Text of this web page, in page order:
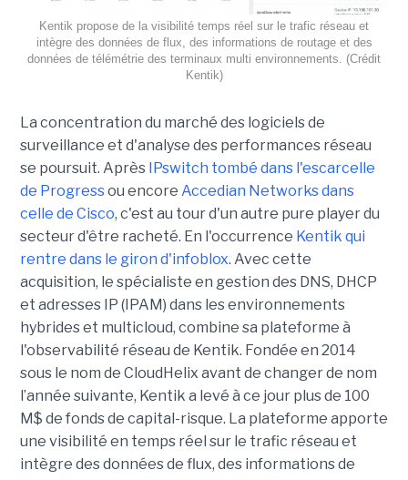
Kentik propose de la visibilité temps réel sur le trafic réseau et
intègre des données de flux, des informations de routage et des
données de télémétrie des terminaux multi environnements. (Crédit
Kentik)
La concentration du marché des logiciels de
surveillance et d'analyse des performances réseau
se poursuit. Après IPswitch tombé dans l'escarcelle
de Progressou encore Accedian Networks dans
celle de Cisco, c'est au tour d'un autre pure player du
secteur d'être racheté. En l'occurrence Kentik qui
rentre dans le giron d'infoblox. Avec cette
acquisition, le spécialiste en gestion des DNS, DHCP
et adresses IP (IPAM) dans les environnements
hybrides et multicloud, combine sa plateforme à
l'observabilité réseau de Kentik. Fondée en 2014
sous le nom de CloudHelix avant de changer de nom
l’année suivante, Kentik a levé à ce jour plus de 100
M$ de fonds de capital-risque. La plateforme apporte
une visibilité en temps réel sur le trafic réseau et
intègre des données de flux, des informations de